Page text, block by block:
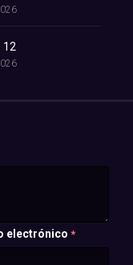
12
electrónico *